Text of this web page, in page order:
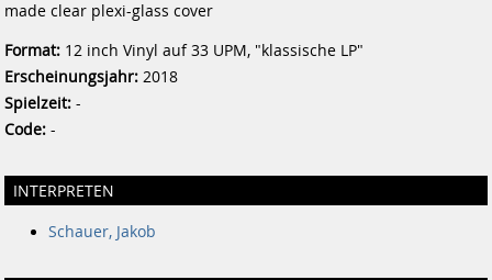
made clear plexi-glass cover
Format: 12 inch Vinyl auf 33 UPM, "klassische LP"
Erscheinungsjahr: 2018
Spielzeit: -
Code: -
INTERPRETEN
Schauer, Jakob